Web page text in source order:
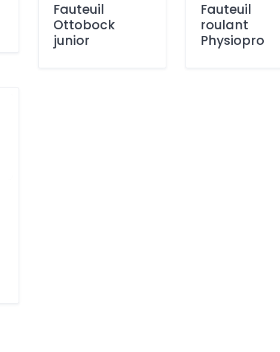
Fauteuil
Ottobock
junior
Fauteuil
roulant
Physiopro